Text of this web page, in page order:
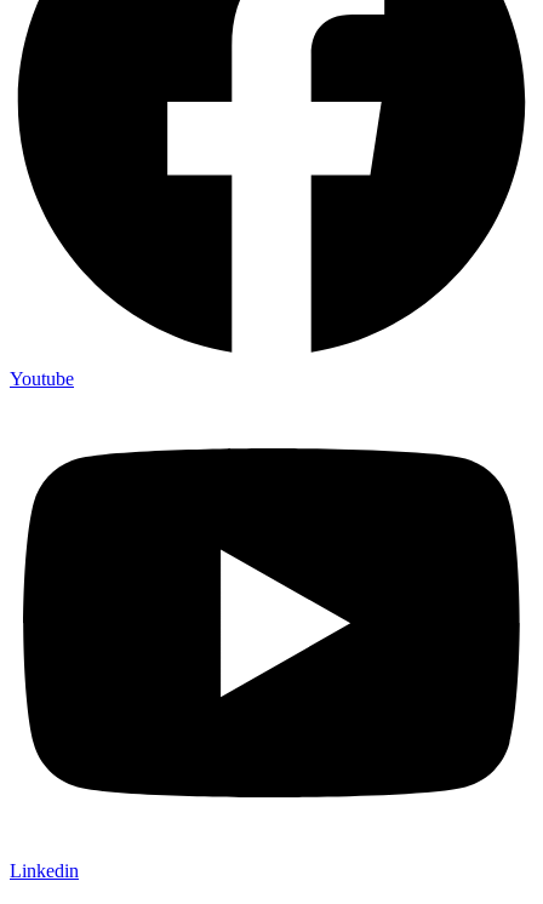
Youtube
Linkedin